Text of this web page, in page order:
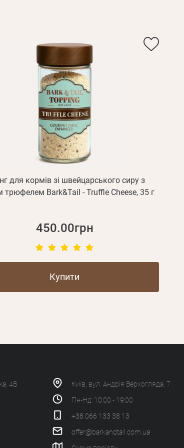
для кормів зі швейцарського сиру з
трюфелем Bark&Tail - Truffle Cheese, 35 г
450.00грн
Купити
4В
Київ, вул. Андрія Верхогляда, 7
Пн-Нд: 10:00 - 19:00
+38 066 133 38 13
offer@barkandtail.com.ua